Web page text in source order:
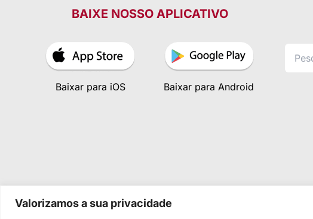
Valorizamos a sua privacidade
BAIXE NOSSO APLICATIVO
Baixar para iOS Baixar para Android